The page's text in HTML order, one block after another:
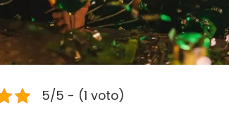
5/5 - (1 voto)